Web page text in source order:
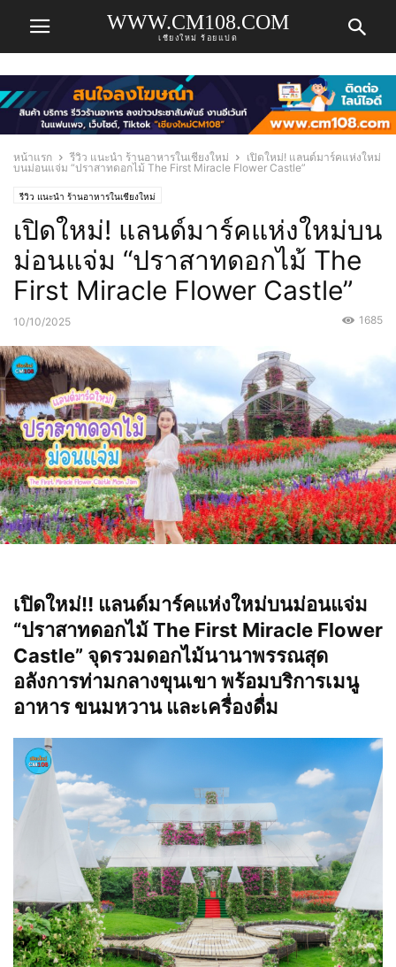
WWW.CM108.COM
เชียงใหม่ ร้อยแปด
หน้าแรก รีวิว แนะนำ ร้านอาหารในเชียงใหม่
เปิดใหม่! แลนด์มาร์คแห่งใหม่
บนม่อนแจ่ม “ปราสาทดอกไม้ The First Miracle Flower Castle”
รีวิว แนะนำ ร้านอาหารในเชียงใหม่
เปิดใหม่! แลนด์มาร์คแห่งใหม่บน
ม่อนแจ่ม “ปราสาทดอกไม้ The
First Miracle Flower Castle”
10/10/2025 1685
เปิดใหม่‼️ แลนด์มาร์คแห่งใหม่บนม่อนแจ่ม
“ปราสาทดอกไม้ The First Miracle Flower
Castle” จุดรวมดอกไม้นานาพรรณสุด
อลังการท่ามกลางขุนเขา พร้อมบริการเมนู
อาหาร ขนมหวาน และเครื่องดื่ม